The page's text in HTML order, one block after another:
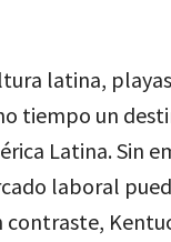
latina,
tiempo un
Latina. Sin
laboral